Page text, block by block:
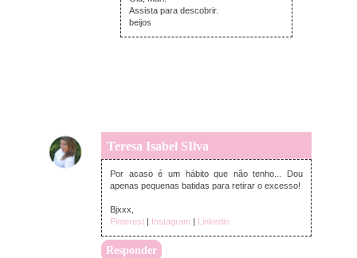
Assista para descobrir.
beijos
Teresa Isabel SIlva
segunda-feira, abril 07, 2025
Por acaso é um hábito que não tenho... Dou
apenas pequenas batidas para retirar o excesso!
Bjxxx,
Pinterest | Instagram | Linkedin
Responder